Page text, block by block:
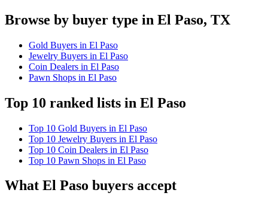
Browse by buyer type in El Paso, TX
Gold Buyers in El Paso
Jewelry Buyers in El Paso
Coin Dealers in El Paso
Pawn Shops in El Paso
Top 10 ranked lists in El Paso
Top 10 Gold Buyers in El Paso
Top 10 Jewelry Buyers in El Paso
Top 10 Coin Dealers in El Paso
Top 10 Pawn Shops in El Paso
What El Paso buyers accept